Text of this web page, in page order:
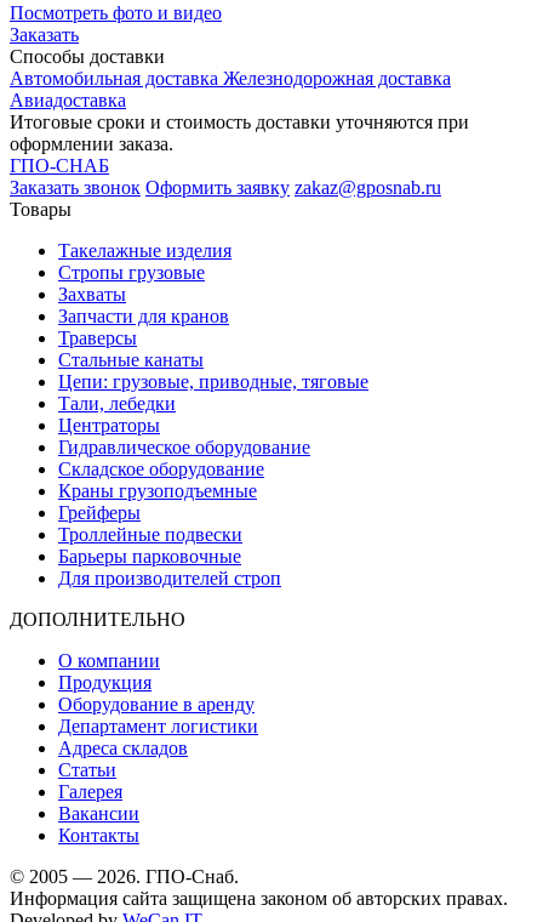
Посмотреть фото и видео
Заказать
Способы доставки
Автомобильная доставка Железнодорожная доставка
Авиадоставка
Итоговые сроки и стоимость доставки уточняются при
оформлении заказа.
ГПО-СНАБ
Заказать звонок Оформить заявку zakaz@gposnab.ru
Товары
Такелажные изделия
Стропы грузовые
Захваты
Запчасти для кранов
Траверсы
Стальные канаты
Цепи: грузовые, приводные, тяговые
Тали, лебедки
Центраторы
Гидравлическое оборудование
Складское оборудование
Краны грузоподъемные
Грейферы
Троллейные подвески
Барьеры парковочные
Для производителей строп
ДОПОЛНИТЕЛЬНО
О компании
Продукция
Оборудование в аренду
Департамент логистики
Адреса складов
Статьи
Галерея
Вакансии
Контакты
© 2005 — 2026. ГПО-Снаб.
Информация сайта защищена законом об авторских правах.